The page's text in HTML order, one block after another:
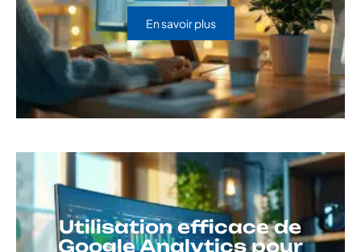
En savoir plus
Utilisation efficace de
Google Analytics pour